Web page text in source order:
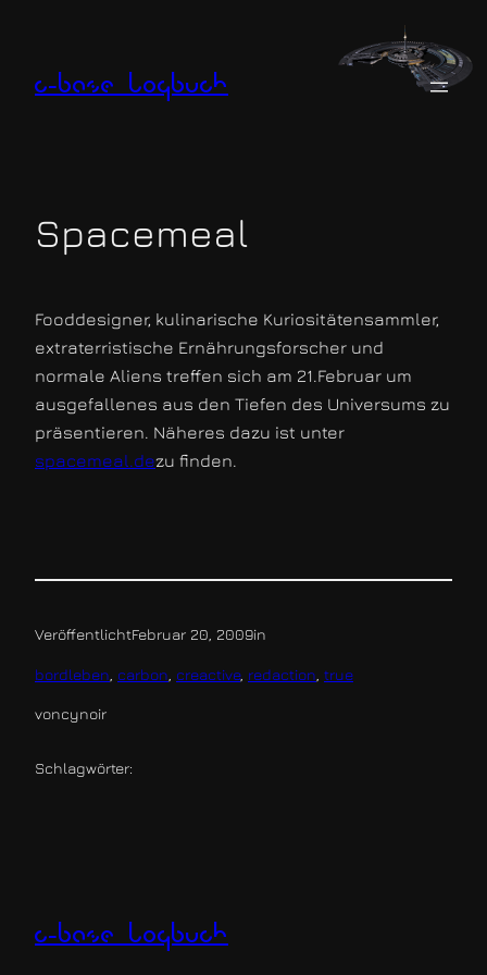
springen
c-base logbuch
Spacemeal
Fooddesigner, kulinarische Kuriositätensammler,
extraterristische Ernährungsforscher und
normale Aliens treffen sich am 21.Februar um
ausgefallenes aus den Tiefen des Universums zu
präsentieren. Näheres dazu ist unter
spacemeal.dezu finden.
VeröffentlichtFebruar 20, 2009in
bordleben carbon creactive, redaction true
voncynoir
Schlagwörter:
c-base logbuch